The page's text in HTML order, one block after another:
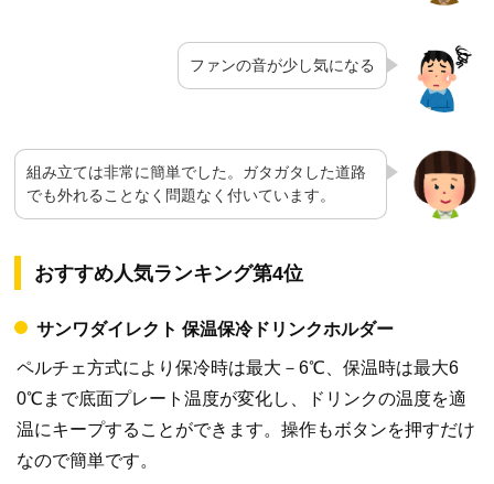
ファンの音が少し気になる
組み立ては非常に簡単でした。ガタガタした道路
でも外れることなく問題なく付いています。
おすすめ人気ランキング第4位
サンワダイレクト 保温保冷ドリンクホルダー
ペルチェ方式により保冷時は最大－6℃、保温時は最大6
0℃まで底面プレート温度が変化し、ドリンクの温度を適
温にキープすることができます。操作もボタンを押すだけ
なので簡単です。